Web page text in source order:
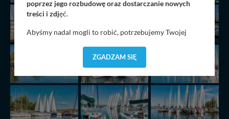
poprzez jego rozbudowę oraz dostarczanie nowych
treści i zdjęć.
Abyśmy nadal mogli to robić, potrzebujemy Twojej
dostosować do Twoich preferencji. Twoje dane (w tym
pliki cookies) będą zapisywane w celu usprawnienia
wyszukania, ulubione miejsca, logowania, itp).
Bezpieczeństwo Twoich danych jest dla nas
priorytetowe, bez poinformowania Ciebie nie będziemy
zmieniać zakresu naszych uprawnień. Twoje dane są u
ZGADZAM SIĘ